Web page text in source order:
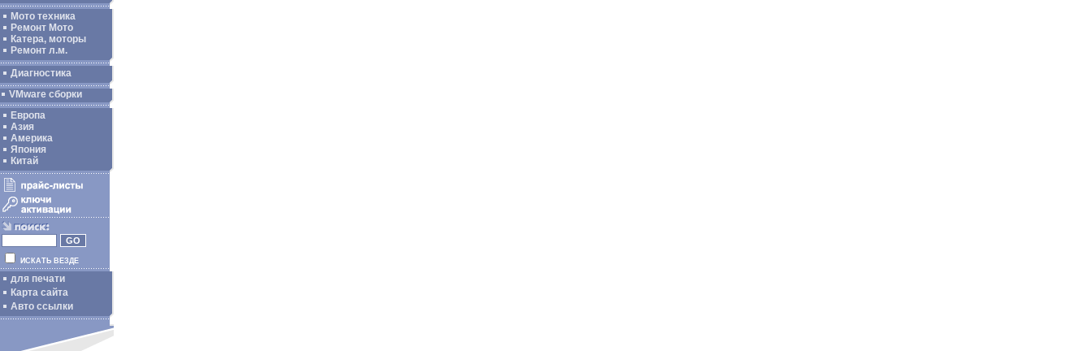
Мото техника
Ремонт Мото
Катера, моторы
Ремонт л.м.
Диагностика
VMware сборки
Европа
Азия
Америка
Япония
Китай
ИСКАТЬ ВЕЗДЕ
для печати
Карта сайта
Авто ссылки